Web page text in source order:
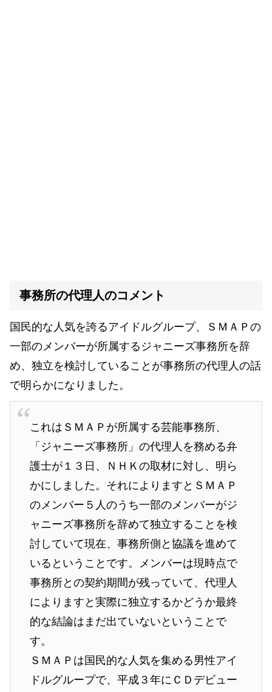
事務所の代理人のコメント
国民的な人気を誇るアイドルグループ、ＳＭＡＰの
一部のメンバーが所属するジャニーズ事務所を辞
め、独立を検討していることが事務所の代理人の話
で明らかになりました。
これはＳＭＡＰが所属する芸能事務所、
「ジャニーズ事務所」の代理人を務める弁
護士が１３日、ＮＨＫの取材に対し、明ら
かにしました。それによりますとＳＭＡＰ
のメンバー５人のうち一部のメンバーがジ
ャニーズ事務所を辞めて独立することを検
討していて現在、事務所側と協議を進めて
いるということです。メンバーは現時点で
事務所との契約期間が残っていて、代理人
によりますと実際に独立するかどうか最終
的な結論はまだ出ていないということで
す。
ＳＭＡＰは国民的な人気を集める男性アイ
ドルグループで、平成３年にＣＤデビュー